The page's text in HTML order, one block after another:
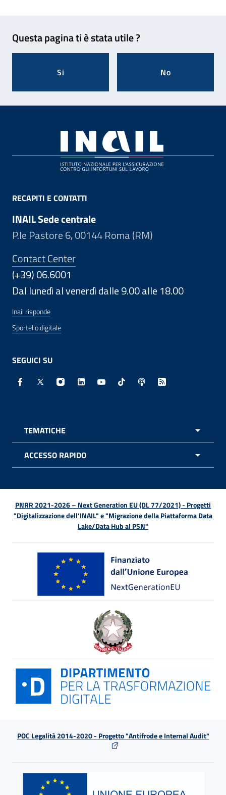
Questa pagina ti è stata utile ?
Si No
RECAPITI E CONTATTI
INAIL Sede centrale
P.le Pastore 6, 00144 Roma (RM)
Contact Center
(+39) 06.6001
Dal lunedì al venerdì dalle 9.00 alle 18.00
Inail risponde
Sportello digitale
SEGUICI SU
Facebook - Sito esterno - Apertura in nuova finestra
X - Sito esterno - Apertura in nuova finestra
Instagram - Sito esterno - Apertura in
Linkedin - Sito esterno - Apertura in
Youtube - Sito esterno -
TikTok - Sito esterno -
Spreaker - Sito
Feed RSS -
TEMATICHE
ACCESSO RAPIDO
PNRR 2021-2026 – Next Generation EU (DL 77/2021) - Progetti
"Digitalizzazione dell’INAIL" e "Migrazione della Piattaforma Data
Lake/Data Hub al PSN"
POC Legalità 2014-2020 - Progetto "Antifrode e Internal Audit"